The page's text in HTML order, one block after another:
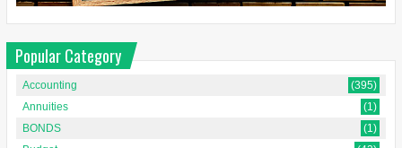
Popular Category
Accounting
(395)
Annuities
(1)
BONDS
(1)